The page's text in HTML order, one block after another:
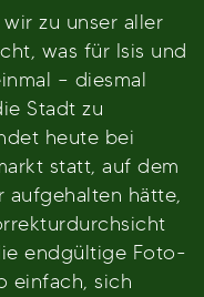
zu unser aller
was für Isis und
– diesmal
Stadt zu
heute bei
statt, auf dem
aufgehalten hätte,
endgültige Foto-
einfach, sich